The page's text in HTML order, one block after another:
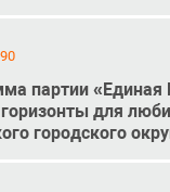
партии «Единая
для
городского